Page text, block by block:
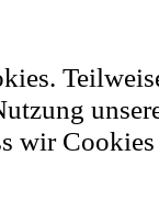
wir